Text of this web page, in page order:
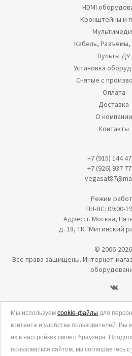
HDMI
Кронштейны и
Кабель,
Пульты ДУ
Установка
Снятые с
Оплата
Доставка
О компании
Контакты
+7 (915) 144
+7 (926) 937
Режим
ПН-ВС: 09:00-
Адрес: г. Москва,
д. 18, ТК "Митинский
© 2006-
Все права защищены. Интернет-
Политика в отношении обработки
Согласие на обработку персональных
Согласие на обработку данных
Мы используем cookie-файлы для
контента и удобства пользователей. Вы
их в настройках своего браузера.
пользоваться сайтом, вы соглашаетесь с